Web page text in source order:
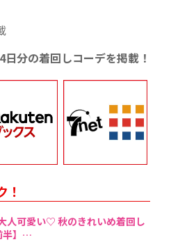
分の着回しコーデを掲載！
！
人可愛い♡ 秋のきれいめ着回し
】